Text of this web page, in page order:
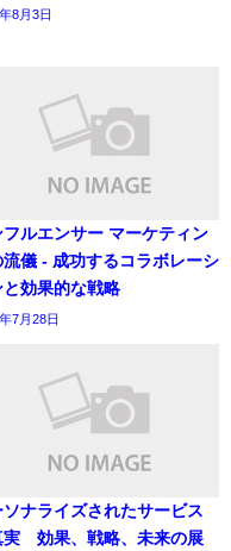
8月3日
フルエンサー マーケティン
流儀 - 成功するコラボレーシ
と効果的な戦略
7月28日
ソナライズされたサービス
実 効果、戦略、未来の展